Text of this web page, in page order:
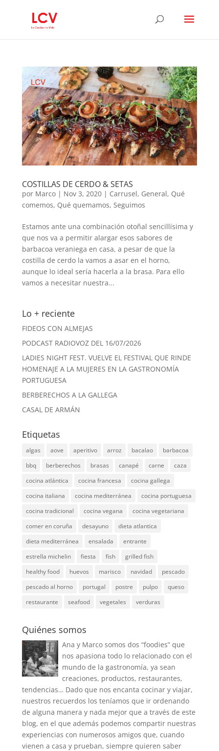
COSTILLAS DE CERDO & SETAS
por Marco| Nov 3, 2020| Carrusel, General, Qué
comemos, Qué quemamos, Seguimos
Estamos ante una combinación otoñal sencillísima y
que nos va a permitir alargar esos sabores de
barbacoa veraniega en casa, a pesar de que la
costilla de cerdo la vamos a asar en el horno,
aunque lo ideal sería hacerla a la brasa. Para ello
vamos a necesitar nuestra...
Lo + reciente
FIDEOS CON ALMEJAS
PODCAST RADIOVOZ DEL 16/07/2026
LADIES NIGHT FEST. VUELVE EL FESTIVAL QUE RINDE
HOMENAJE A LA MUJERES EN LA GASTRONOMÍA
PORTUGUESA
BERBERECHOS A LA GALLEGA
CASAL DE ARMÁN
Etiquetas
algas aove aperitivo arroz bacalao
barbacoa
bbq
berberechos brasas canapé carne
caza
cocina atlántica
cocina francesa
cocina gallega
cocina italiana
cocina mediterránea
cocina portuguesa
cocina tradicional
cocina vegana
cocina vegetariana
comer en coruña
desayuno
dieta atlantica
dieta mediterránea
ensalada
entrante
estrella michelin
fiesta fish
grilled fish
healthy food
huevos marisco navidad
pescado
pescado al horno
portugal postre pulpo
queso
restaurante
seafood vegetales verduras
Quiénes somos
Ana y Marco somos dos “foodies” que
nos apasiona todo lo relacionado con el
mundo de la gastronomía, ya sean
creaciones, productos, restaurantes,
tendencias… Dado que nos encanta cocinar y viajar,
nuestros recuerdos los teníamos que ir ordenando
de alguna manera y nada mejor que a través de este
blog, en el que además podemos compartir nuestras
experiencias con numerosos amigos que, cuando
vienen a casa y prueban, siempre quieren saber